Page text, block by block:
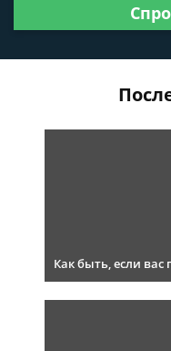
Как быть, если вас